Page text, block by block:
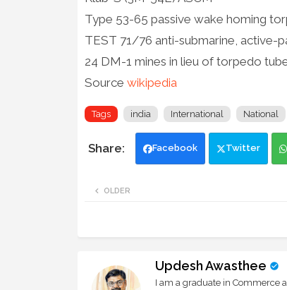
Type 53-65 passive wake homing
TEST 71/76 anti-submarine, active-
24 DM-1 mines in lieu of torpedo
Source wikipedia
Tags india International National
Facebook Twitter
OLDER
Updesh Awasthee
I am a graduate in Commerce